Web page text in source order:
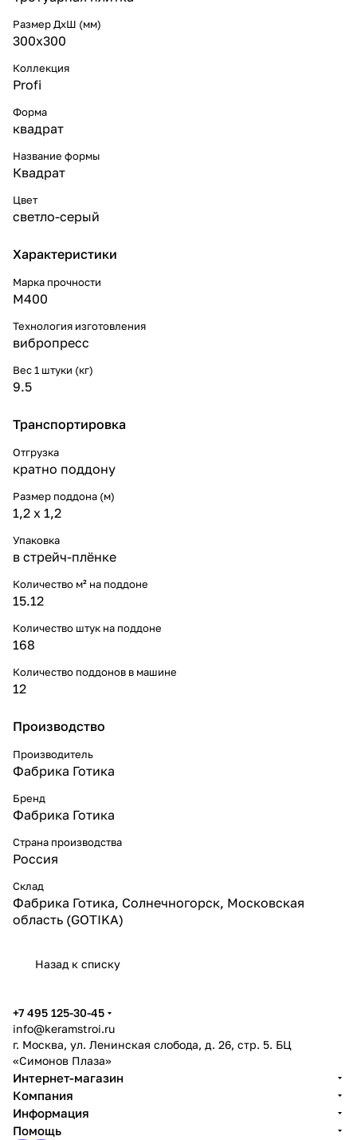
Размер ДхШ (мм)
300x300
Коллекция
Profi
Форма
квадрат
Название формы
Квадрат
Цвет
светло-серый
Характеристики
Марка прочности
М400
Технология изготовления
вибропресс
Вес 1 штуки (кг)
9.5
Транспортировка
Отгрузка
кратно поддону
Размер поддона (м)
1,2 x 1,2
Упаковка
в стрейч-плёнке
Количество м² на поддоне
15.12
Количество штук на поддоне
168
Количество поддонов в машине
12
Производство
Производитель
Фабрика Готика
Бренд
Фабрика Готика
Страна производства
Россия
Склад
Фабрика Готика, Солнечногорск, Московская
область (GOTIKA)
Назад к списку
+7 495 125-30-45
info@keramstroi.ru
г. Москва, ул. Ленинская слобода, д. 26, стр. 5. БЦ
«Симонов Плаза»
Интернет-магазин
Компания
Информация
Помощь